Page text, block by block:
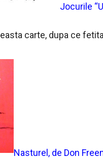
Jocurile
carte, dupa ce
Nasturel, de Don